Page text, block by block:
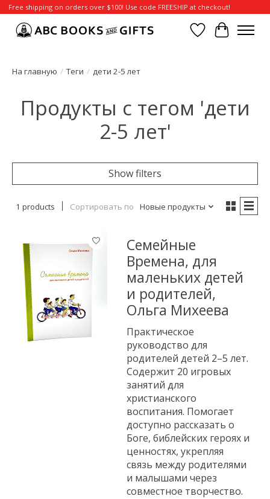
Free shipping on orders over $100! Use code FREESHIP at checkout!
Отложенные
Корзина
На главную / Теги / дети 2-5 лет
Продукты с тегом 'дети
2-5 лет'
Show filters
1 products Сортировать по Новые продукты
Семейные
Времена, для
маленьких детей
и родителей,
Ольга Михеева
Практическое
руководство для
родителей детей 2–5 лет.
Содержит 20 игровых
занятий для
христианского
воспитания. Помогает
доступно рассказать о
Боге, библейских героях и
ценностях, укрепляя
связь между родителями
и малышами через
совместное творчество.